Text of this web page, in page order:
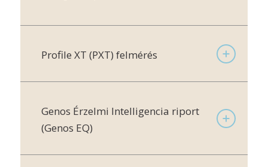
Profile XT (PXT) felmérés
Genos Érzelmi Intelligencia riport
(Genos EQ)